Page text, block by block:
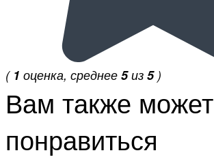
( 1 оценка, среднее 5из 5)
Вам также может
понравиться